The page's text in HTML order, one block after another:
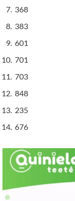
368
383
601
701
703
848
235
676